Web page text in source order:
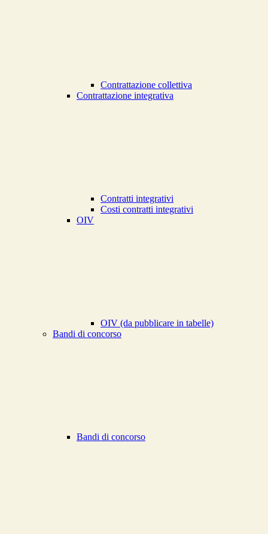
Contrattazione collettiva
Contrattazione integrativa
Contratti integrativi
Costi contratti integrativi
OIV
OIV (da pubblicare in tabelle)
Bandi di concorso
Bandi di concorso